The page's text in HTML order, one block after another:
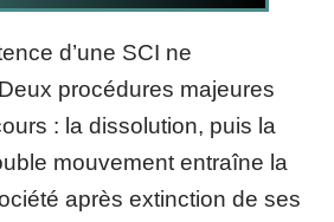
d’une SCI ne
procédures majeures
: la dissolution, puis la
mouvement entraîne la
après extinction de ses